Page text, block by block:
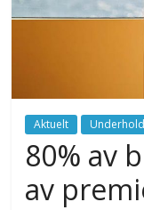
Aktuelt
80% av
av